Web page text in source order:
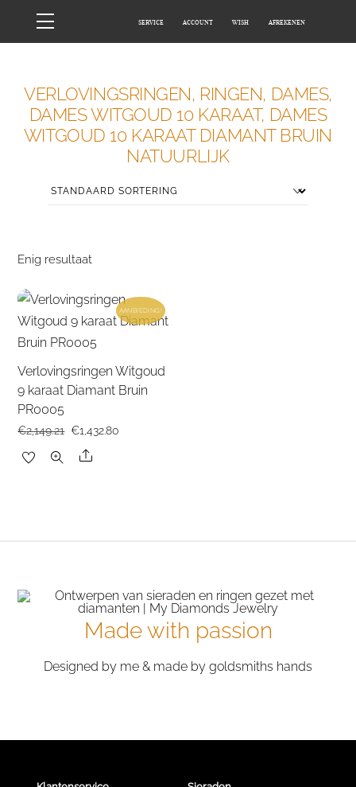
Menu SERVICE ACCOUNT WISH AFREKENEN
VERLOVINGSRINGEN, RINGEN, DAMES,
DAMES WITGOUD 10 KARAAT, DAMES
WITGOUD 10 KARAAT DIAMANT BRUIN
NATUURLIJK
Enig resultaat
AANBIEDING!
Verlovingsringen Witgoud
9 karaat Diamant Bruin
PR0005
€2,149.21 Oorspronkelijke
prijs
€1,432.80
Share
Made with passion
Designed by me & made by goldsmiths hands